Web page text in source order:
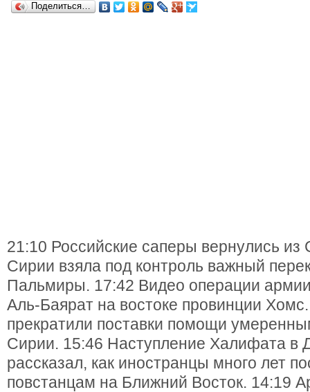
Поделиться…
21:10 Российские саперы вернулись
Сирии взяла под контроль важный
Пальмиры. 17:42 Видео операции
Аль-Баярат на востоке провинции
прекратили поставки помощи
Сирии. 15:46 Наступление Халифата в
рассказал, как иностранцы много лет
повстанцам на Ближний Восток. 14:19